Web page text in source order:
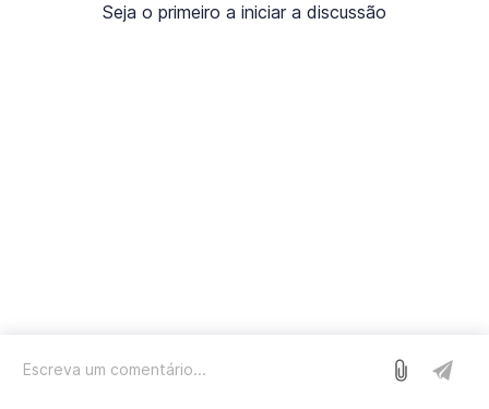
Seja o primeiro a iniciar a discussão
Nós usamos o Sleekplan